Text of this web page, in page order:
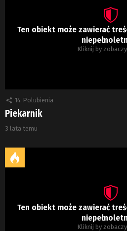
Ten obiekt może zawierać
Kliknij by
14 Polubienia
Piekarnik
3 lata temu
Ten obiekt może zawierać
Kliknij by